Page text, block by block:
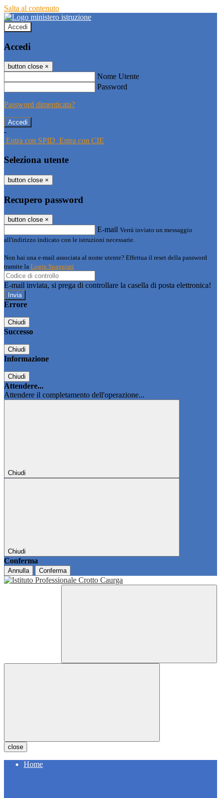
Salta al contenuto
Accedi
Accedi
button close ×
Nome Utente
Password
Password dimenticata?
-
Entra con SPID Entra con CIE
Seleziona utente
button close ×
Recupero password
button close ×
E-mail Verrà inviato un messaggio
all'indirizzo indicato con le istruzioni necessarie.
Non hai una e-mail associata al nome utente? Effettua il reset della password
tramite la Login Spaggiari
E-mail inviata, si prega di controllare la casella di posta elettronica!
Errore
Chiudi
Successo
Chiudi
Informazione
Chiudi
Attendere...
Attendere il completamento dell'operazione...
Chiudi
Chiudi
Conferma
Annulla Conferma
close
Home